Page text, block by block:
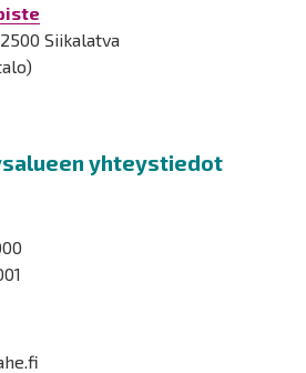
Siikalatva
yhteystiedot